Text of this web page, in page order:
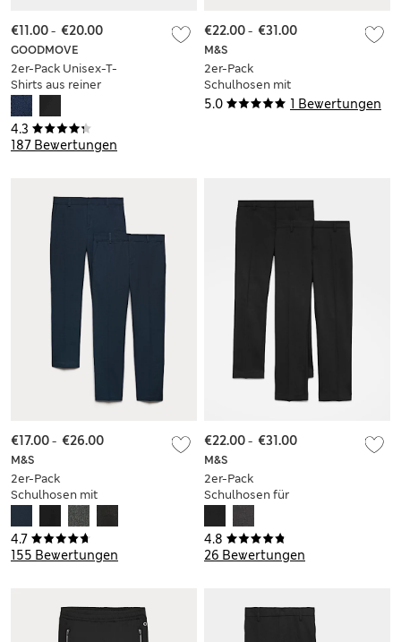
4.3
187 Bewertungen
GOODMOVE
2er-Pack Unisex-T-
Shirts aus reiner
Baumwolle für die
Schule (2–16 J.)
€11.00- €20.00
5.0 1 Bewertungen
M&S
2er-Pack
Schulhosen mit
schmalem Bein für
€22.00- €31.00
4.7
155 Bewertungen
M&S
2er-Pack
Schulhosen mit
schmalem Bein für
Jungen (2–18 Jahre)
€17.00- €26.00
4.8
26 Bewertungen
M&S
2er-Pack
Schulhosen für
Übergröße mit
normalem Bein und
weiter Taille (2–18
€22.00- €31.00